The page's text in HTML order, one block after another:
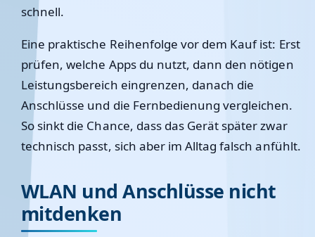
schnell.
Eine praktische Reihenfolge vor dem Kauf ist: Erst
prüfen, welche Apps du nutzt, dann den nötigen
Leistungsbereich eingrenzen, danach die
Anschlüsse und die Fernbedienung vergleichen.
So sinkt die Chance, dass das Gerät später zwar
technisch passt, sich aber im Alltag falsch anfühlt.
WLAN und Anschlüsse nicht
mitdenken